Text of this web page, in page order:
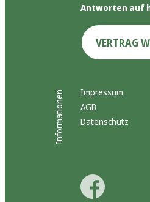
Antworten auf
VERTRAG
Informationen
Impressum
AGB
Datenschutz